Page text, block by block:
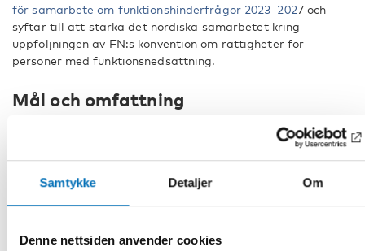
Samtykke Detaljer Om
Denne nettsiden anvender cookies
för samarbete om funktionshinderfrågor 2023–2027 och
syftar till att stärka det nordiska samarbetet kring
uppföljningen av FN:s konvention om rättigheter för
personer med funktionsnedsättning.
Mål och omfattning
Syftet med projektet är att förbättra kunskap, metoder och
samordning kring genomförande och uppföljning av
konventionen i de nordiska länderna.
Projektet ska bidra till ökad tillgång till jämförbar och
könsuppdelad statistik samt till en samlad överblick över
förutsättningarna för evidensbaserad politik, lärande